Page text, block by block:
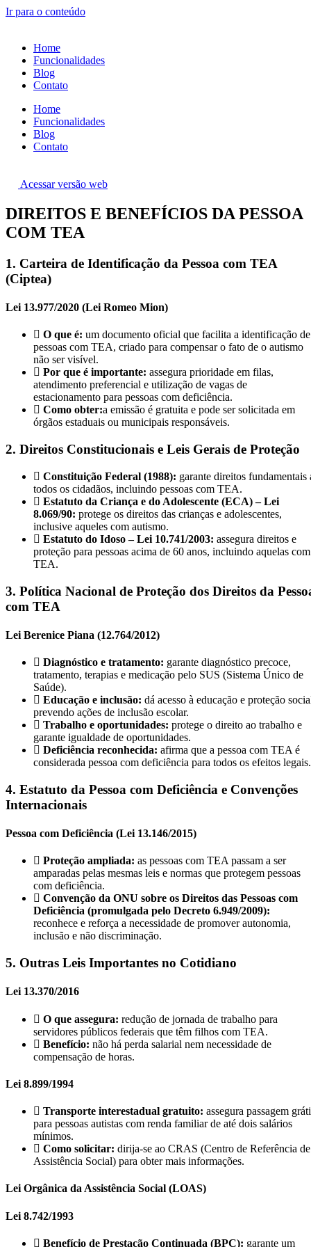
Ir para o conteúdo
Home
Funcionalidades
Blog
Contato
Home
Funcionalidades
Blog
Contato
Acessar versão web
DIREITOS E BENEFÍCIOS DA PESSOA
COM TEA
1. Carteira de Identificação da Pessoa com TEA
(Ciptea)
Lei 13.977/2020 (Lei Romeo Mion)
O que é: um documento oficial que facilita a identificação de
pessoas com TEA, criado para compensar o fato de o autismo
não ser visível.
Por que é importante: assegura prioridade em filas,
atendimento preferencial e utilização de vagas de
estacionamento para pessoas com deficiência.
Como obter:a emissão é gratuita e pode ser solicitada em
órgãos estaduais ou municipais responsáveis.
2. Direitos Constitucionais e Leis Gerais de Proteção
Constituição Federal (1988): garante direitos fundamentais
todos os cidadãos, incluindo pessoas com TEA.
Estatuto da Criança e do Adolescente (ECA) – Lei
8.069/90: protege os direitos das crianças e adolescentes,
inclusive aqueles com autismo.
Estatuto do Idoso – Lei 10.741/2003: assegura direitos e
proteção para pessoas acima de 60 anos, incluindo aquelas com
TEA.
3. Política Nacional de Proteção dos Direitos da
com TEA
Lei Berenice Piana (12.764/2012)
Diagnóstico e tratamento: garante diagnóstico precoce,
tratamento, terapias e medicação pelo SUS (Sistema Único de
Saúde).
Educação e inclusão: dá acesso à educação e proteção
prevendo ações de inclusão escolar.
Trabalho e oportunidades: protege o direito ao trabalho e
garante igualdade de oportunidades.
Deficiência reconhecida: afirma que a pessoa com TEA é
considerada pessoa com deficiência para todos os efeitos legais.
4. Estatuto da Pessoa com Deficiência e Convenções
Internacionais
Pessoa com Deficiência (Lei 13.146/2015)
Proteção ampliada: as pessoas com TEA passam a ser
amparadas pelas mesmas leis e normas que protegem pessoas
com deficiência.
Convenção da ONU sobre os Direitos das Pessoas com
Deficiência (promulgada pelo Decreto 6.949/2009):
reconhece e reforça a necessidade de promover autonomia,
inclusão e não discriminação.
5. Outras Leis Importantes no Cotidiano
Lei 13.370/2016
O que assegura: redução de jornada de trabalho para
servidores públicos federais que têm filhos com TEA.
Benefício: não há perda salarial nem necessidade de
compensação de horas.
Lei 8.899/1994
Transporte interestadual gratuito: assegura passagem
para pessoas autistas com renda familiar de até dois salários
mínimos.
Como solicitar: dirija-se ao CRAS (Centro de Referência de
Assistência Social) para obter mais informações.
Lei Orgânica da Assistência Social (LOAS)
Lei 8.742/1993
Benefício de Prestação Continuada (BPC): garante um